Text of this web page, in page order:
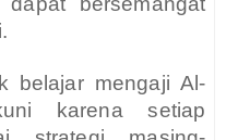
belajar mengaji Al-
karena setiap